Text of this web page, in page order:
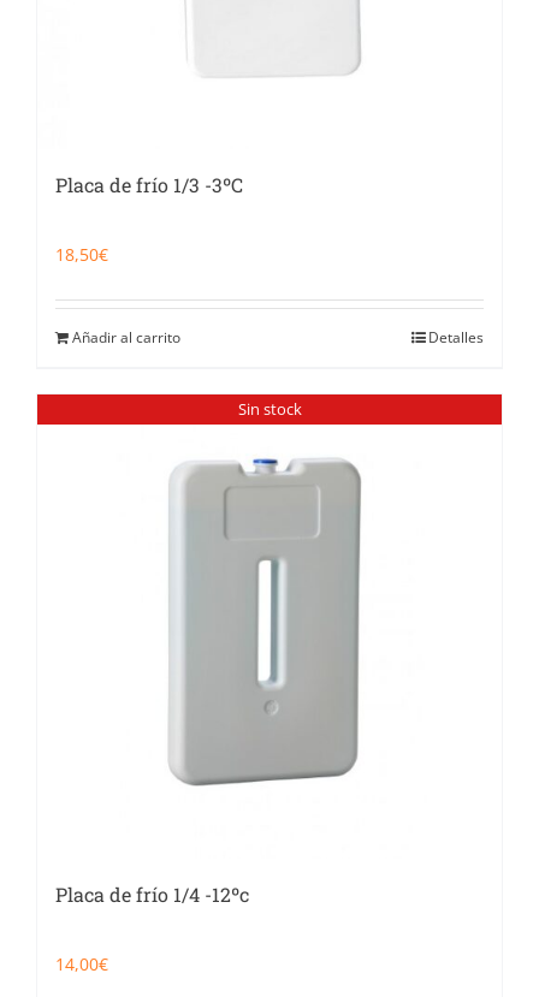
Placa de frío 1/3 -3ºC
18,50€
Añadir al carrito Detalles
Sin stock
Placa de frío 1/4 -12ºc
14,00€